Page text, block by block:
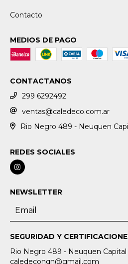
Contacto
MEDIOS DE PAGO
CONTACTANOS
299 6292492
ventas@caledeco.com.ar
Rio Negro 489 - Neuquen
REDES SOCIALES
NEWSLETTER
SEGURIDAD Y
Rio Negro 489 - Neuquen Capital
caledeconqn@gmail.com